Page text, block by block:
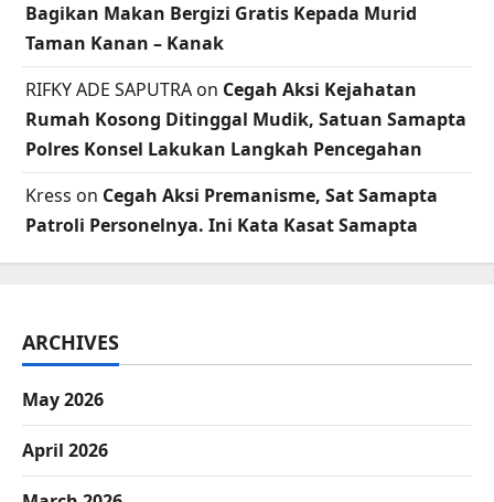
Bagikan Makan Bergizi Gratis Kepada Murid
Taman Kanan – Kanak
RIFKY ADE SAPUTRA on Cegah Aksi Kejahatan
Rumah Kosong Ditinggal Mudik, Satuan Samapta
Polres Konsel Lakukan Langkah Pencegahan
Kress on Cegah Aksi Premanisme, Sat Samapta
Patroli Personelnya. Ini Kata Kasat Samapta
ARCHIVES
May 2026
April 2026